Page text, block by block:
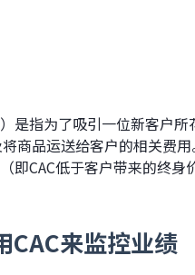
是指为了吸引一位新客户
商品运送给客户的相关费
即CAC低于客户带来的终身
CAC来监控业绩